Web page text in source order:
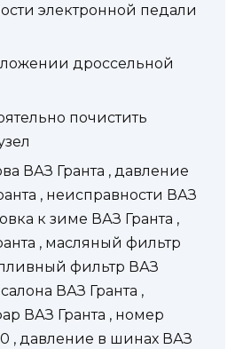
электронной педали
дроссельной
почистить
ВАЗ Гранта , давление
, неисправности ВАЗ
к зиме ВАЗ Гранта ,
, масляный фильтр
фильтр ВАЗ
ВАЗ Гранта ,
ВАЗ Гранта , номер
, давление в шинах ВАЗ